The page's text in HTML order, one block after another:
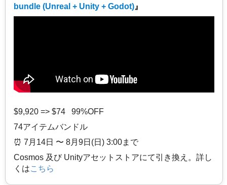
bundle (Unreal + Unity + Godot) 』
$9,920 => $74 99%OFF
74アイテムバンドル
⏰️ 7月14日 〜 8月9日(日) 3:00まで
Cosmos 及び Unityアセットストアにて引き換え。詳し
くはこちら